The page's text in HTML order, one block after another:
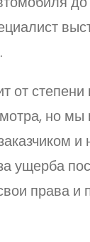
от
но мы
ущерба
права